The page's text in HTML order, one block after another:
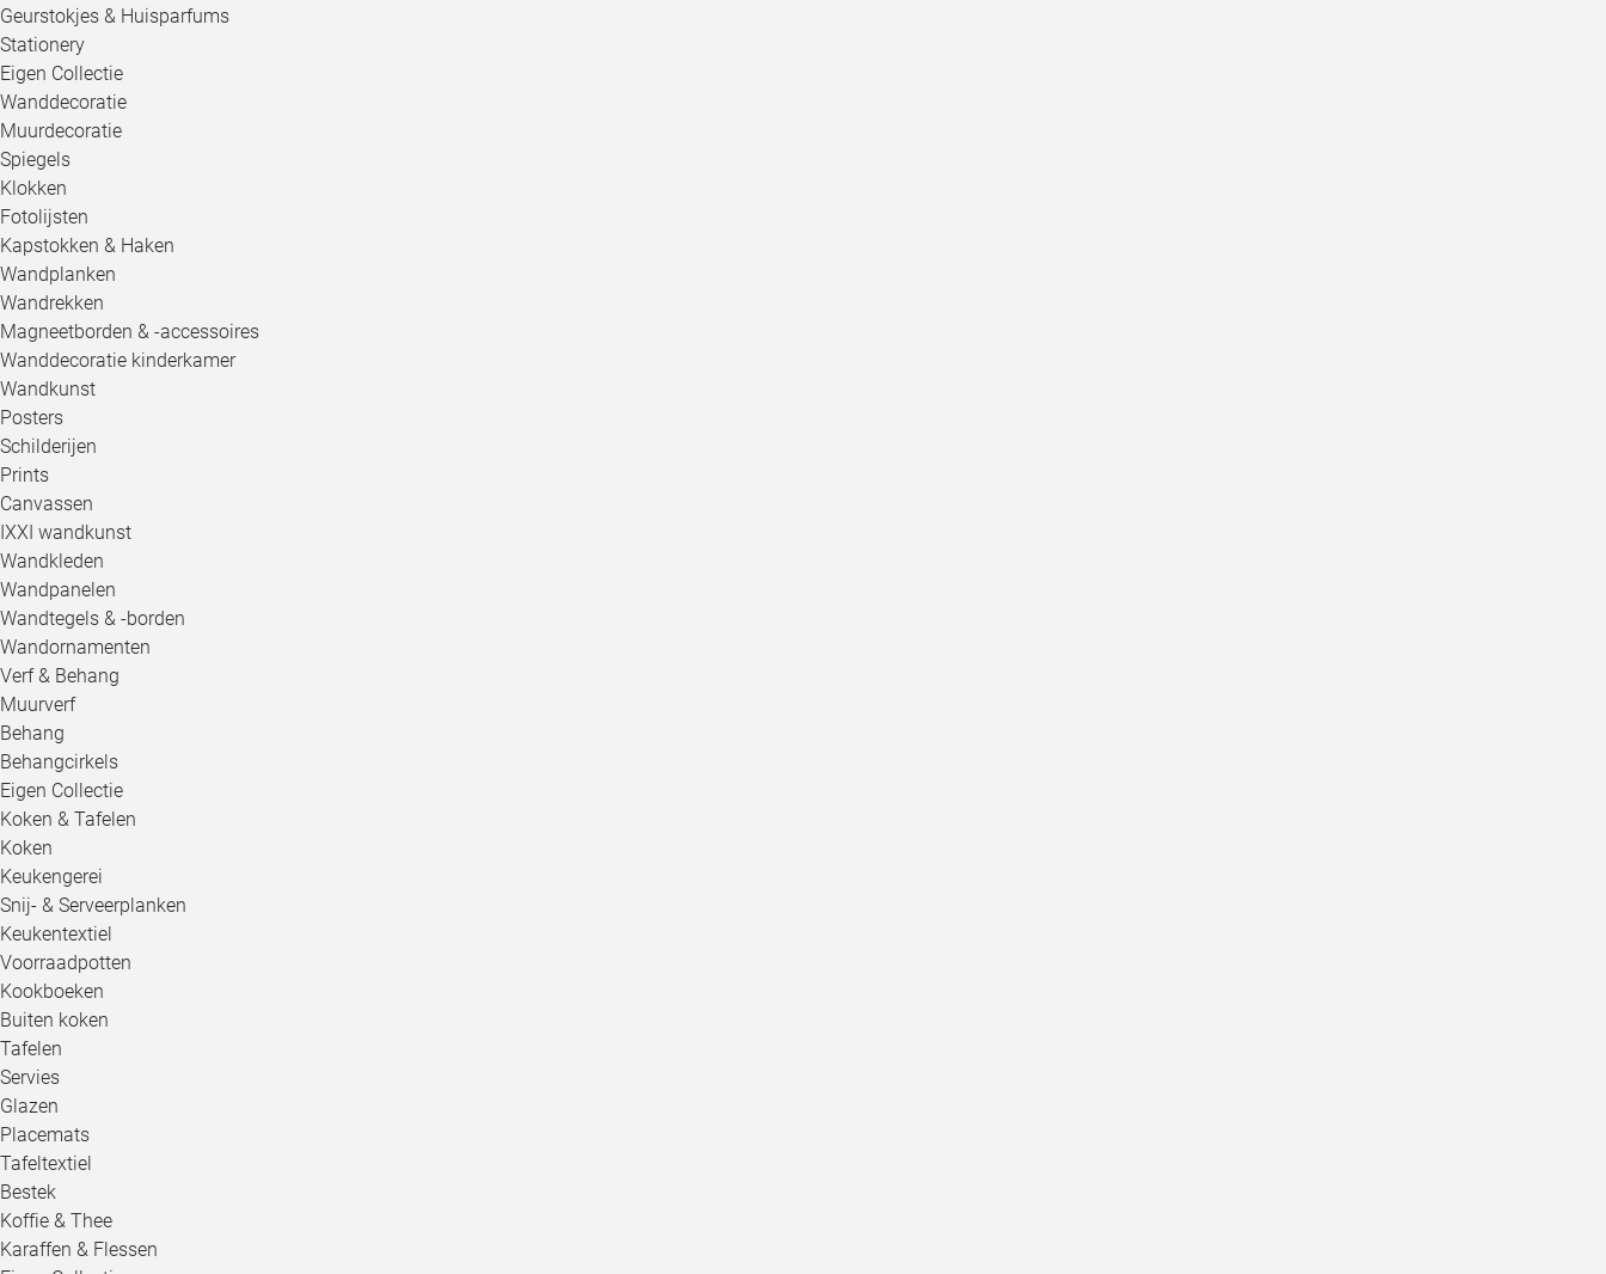
Geurstokjes & Huisparfums
Stationery
Eigen Collectie
Wanddecoratie
Muurdecoratie
Spiegels
Klokken
Fotolijsten
Kapstokken & Haken
Wandplanken
Wandrekken
Magneetborden & -accessoires
Wanddecoratie kinderkamer
Wandkunst
Posters
Schilderijen
Prints
Canvassen
IXXI wandkunst
Wandkleden
Wandpanelen
Wandtegels & -borden
Wandornamenten
Verf & Behang
Muurverf
Behang
Behangcirkels
Eigen Collectie
Koken & Tafelen
Koken
Keukengerei
Snij- & Serveerplanken
Keukentextiel
Voorraadpotten
Kookboeken
Buiten koken
Tafelen
Servies
Glazen
Placemats
Tafeltextiel
Bestek
Koffie & Thee
Karaffen & Flessen